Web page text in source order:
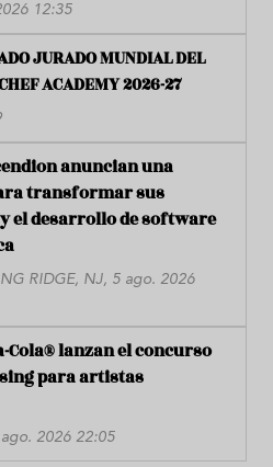
12:35
JURADO MUNDIAL DEL
ACADEMY 2026-27
anuncian una
transformar sus
el desarrollo de software
RIDGE, NJ, 5 ago. 2026
Cola® lanzan el concurso
para artistas
2026 22:05